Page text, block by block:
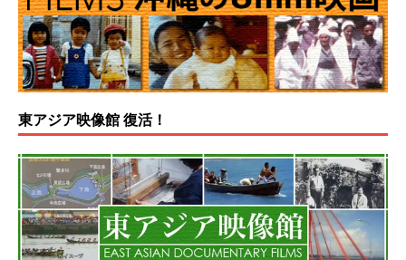
東アジア映像館 復活！